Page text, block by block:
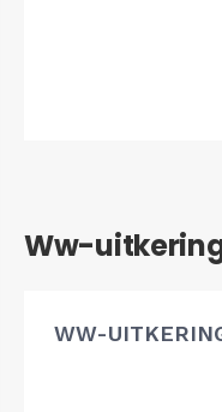
Ww-
WW-